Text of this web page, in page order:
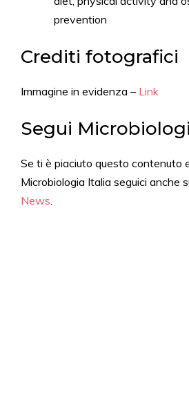
prevention
Crediti fotografici
Immagine in evidenza – Link
Segui
Se ti è piaciuto questo contenuto
Microbiologia Italia seguici anche
News.